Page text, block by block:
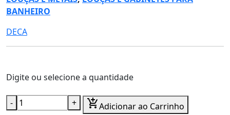
BANHEIRO
DECA
Digite ou selecione a quantidade
- + add_shopping_cartAdicionar ao Carrinho